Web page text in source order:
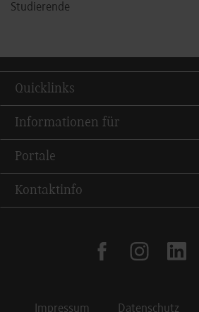
Studierende
Quicklinks
Informationen für
Portale
Kontaktinfo
facebookinstagramlinkedin